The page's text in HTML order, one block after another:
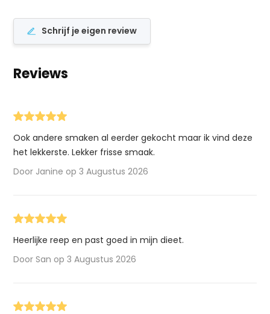
Schrijf je eigen review
Reviews
Ook andere smaken al eerder gekocht maar ik vind deze
het lekkerste. Lekker frisse smaak.
Door Janine op 3 Augustus 2026
Heerlijke reep en past goed in mijn dieet.
Door San op 3 Augustus 2026